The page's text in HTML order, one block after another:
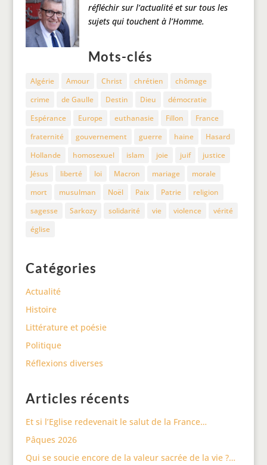
réfléchir sur l’actualité et sur tous les
sujets qui touchent à l’Homme.
Mots-clés
Algérie Amour Christ chrétien
chômage
crime
de Gaulle Destin Dieu
démocratie
Espérance
Europe euthanasie Fillon
France
fraternité
gouvernement guerre haine
Hasard
Hollande
homosexuel islam joie juif
justice
Jésus
liberté loi Macron mariage
morale
mort
musulman Noël Paix Patrie
religion
sagesse
Sarkozy solidarité vie violence
vérité
église
Catégories
Actualité
Histoire
Littérature et poésie
Politique
Réflexions diverses
Articles récents
Et si l’Eglise redevenait le salut de la France…
Pâques 2026
Qui se soucie encore de la valeur sacrée de la vie ?…